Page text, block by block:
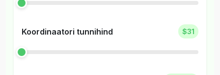
Koordinaatori tunnihind $31